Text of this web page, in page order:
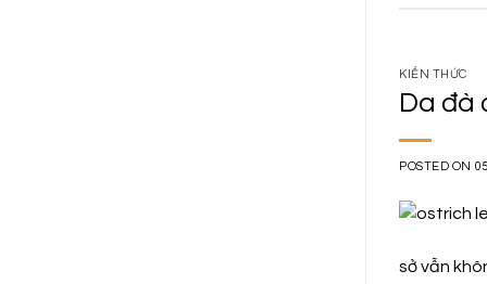
KIẾN THỨC
Da đà
POSTED ON
sở vẫn